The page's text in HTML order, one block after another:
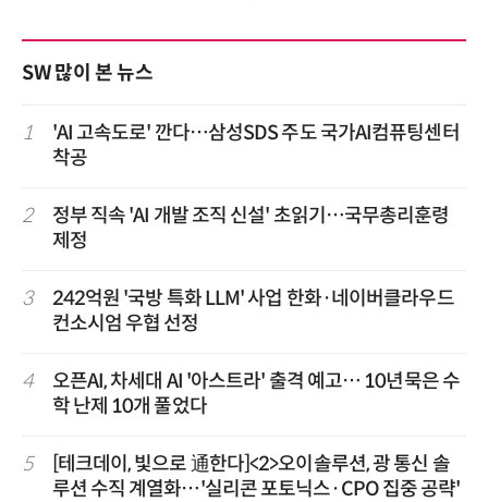
SW 많이 본 뉴스
1
'AI 고속도로' 깐다…삼성SDS 주도 국가AI컴퓨팅센터
착공
2
정부 직속 'AI 개발 조직 신설' 초읽기…국무총리훈령
제정
3
242억원 '국방 특화 LLM' 사업 한화·네이버클라우드
컨소시엄 우협 선정
4
오픈AI, 차세대 AI '아스트라' 출격 예고… 10년묵은 수
학 난제 10개 풀었다
5
[테크데이, 빛으로 通한다]<2>오이솔루션, 광 통신 솔
루션 수직 계열화…'실리콘 포토닉스·CPO 집중 공략'